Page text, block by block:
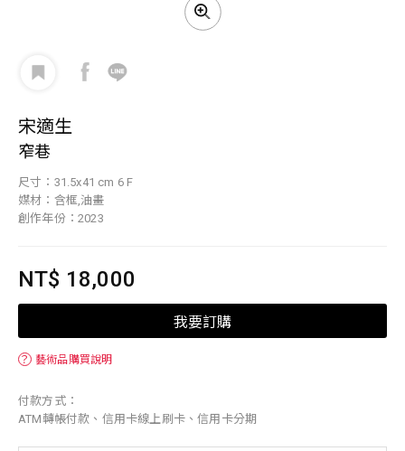
宋適生
窄巷
尺寸：31.5x41 cm 6 F
媒材：含框,油畫
創作年份：2023
NT$ 18,000
我要訂購
？ 藝術品購買說明
付款方式：
ATM轉帳付款、信用卡線上刷卡、信用卡分期